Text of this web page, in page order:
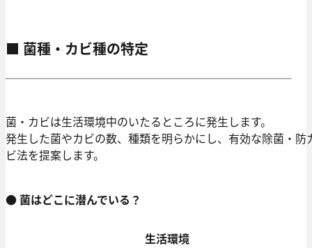
■ 菌種・カビ種の特定
菌・カビは生活環境中のいたるところに発生します。
発生した菌やカビの数、種類を明らかにし、有効な除菌・防
ビ法を提案します。
● 菌はどこに潜んでいる？
生活環境